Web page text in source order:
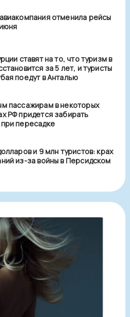
отменила рейсы
ставят на то, что туризм в
за 5 лет, и туристы
поедут в Анталью
пассажирам в некоторых
РФ придется забирать
пересадке
и 9 млн туристов: крах
из-за войны в Персидском